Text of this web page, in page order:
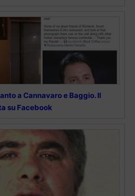
a Cannavaro e Baggio. Il
su Facebook